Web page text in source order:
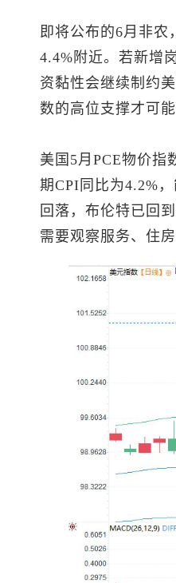
即将公布的6月非农
4.4%附近。若新增
资黏性会继续制约
数 的高位支撑才可能
美国5月PCE物价指
期CPI同比为4.2%
回落，布伦特已回
需要观察服务、住